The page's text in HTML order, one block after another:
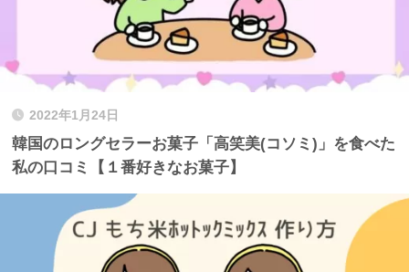
2022年1月24日
韓国のロングセラーお菓子「高笑美(コソミ)」を食べた
私の口コミ【１番好きなお菓子】